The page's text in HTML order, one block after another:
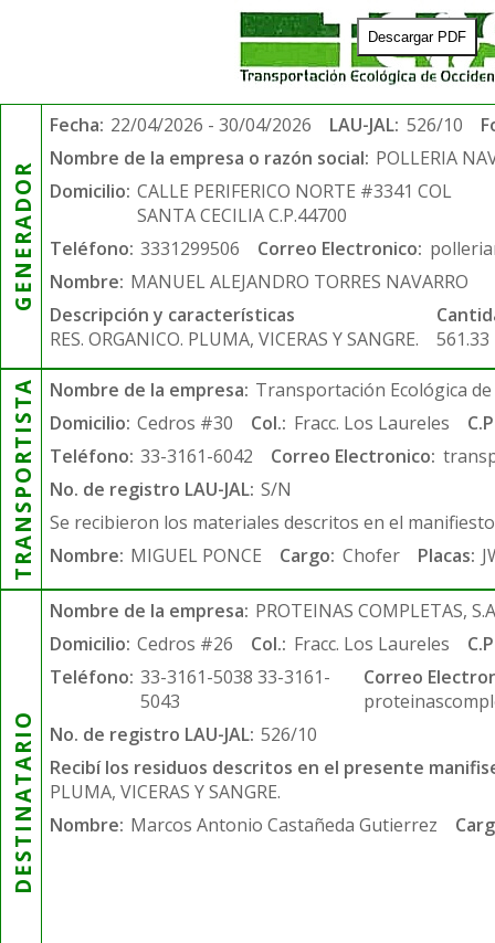
Descargar PDF
GENERADOR
Fecha: 22/04/2026 - 30/04/2026 LAU-JAL: 526/10
Nombre de la empresa o razón social: POLLERIA
Domicilio: CALLE PERIFERICO NORTE #3341 COL
SANTA CECILIA C.P.44700
Teléfono: 3331299506 Correo Electronico:
Nombre: MANUEL ALEJANDRO TORRES NAVARRO
Descripción y características
RES. ORGANICO. PLUMA, VICERAS Y SANGRE.
561.33
TRANSPORTISTA Nombre de la empresa: Transportación Ecológica de
Domicilio: Cedros #30 Col.: Fracc. Los Laureles
Teléfono: 33-3161-6042 Correo Electronico:
No. de registro LAU-JAL: S/N
Se recibieron los materiales descritos en el
Nombre: MIGUEL PONCE Cargo: Chofer Placas:
DESTINATARIO
Nombre de la empresa: PROTEINAS COMPLETAS,
Domicilio: Cedros #26 Col.: Fracc. Los Laureles
Teléfono: 33-3161-5038 33-3161-
5043
Correo
No. de registro LAU-JAL: 526/10
Recibí los residuos descritos en el presente
PLUMA, VICERAS Y SANGRE.
Nombre: Marcos Antonio Castañeda Gutierrez